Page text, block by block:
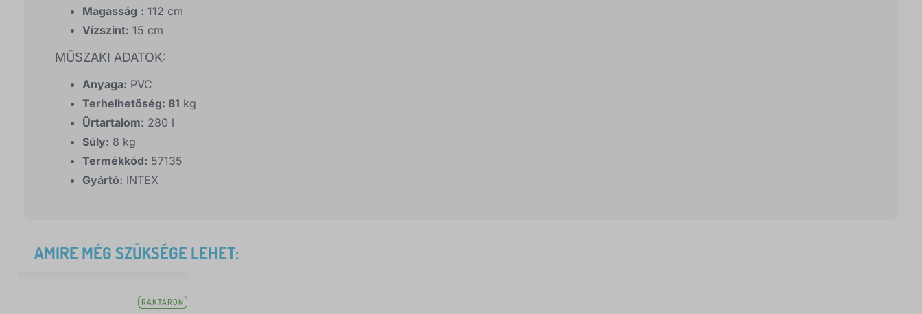
Magasság : 112 cm
Vízszint: 15 cm
MŰSZAKI ADATOK:
Anyaga: PVC
Terhelhetőség: 81 kg
Űrtartalom: 280 l
Súly: 8 kg
Termékkód: 57135
Gyártó: INTEX
AMIRE MÉG SZÜKSÉGE LEHET:
RAKTÁRON